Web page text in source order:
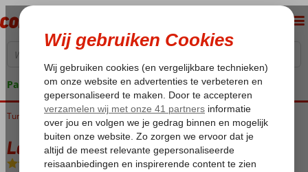
Pakketgarantie
Home
Turkije Turkse Riviera Alanya Okurcalar Laguna Beach Alya Resort
Laguna Beach Alya Resort
All Inclusive-Hotel